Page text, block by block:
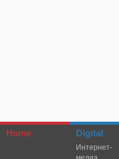
Home Digital
Интернет-